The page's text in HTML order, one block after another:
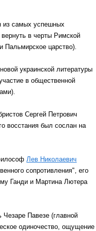
из самых успешных
в черты Римской
царство).
украинской литературы
в общественной
Сергей Петрович
восстания был сослан на
Лев Николаевич
сопротивления", его
Ганди и Мартина Лютера
Чезаре Павезе (главной
одиночество, ощущение